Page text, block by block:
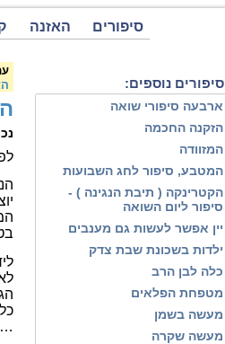
סיפורים האזנה
סיפורים נוספים:
ארבעה סיפורי שואה
הזקנה החכמה
המזוודה
המטבע, סיפור לחג השבועות
הקטרינקה ( תיבת הנגינה ) -
סיפור ליום השואה
יין אפשר לעשות גם מענבים
ילדות בשכונת שבת צדק
כלה לבן הרב
מטפחת הפלאים
מעשה בשמן
מעשה שקרה
בטור 1א,